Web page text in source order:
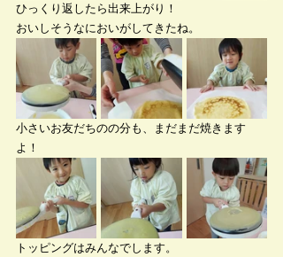
ひっくり返したら出来上がり！
おいしそうなにおいがしてきたね。
小さいお友だちのの分も、まだまだ焼きます
よ！
トッピングはみんなでします。